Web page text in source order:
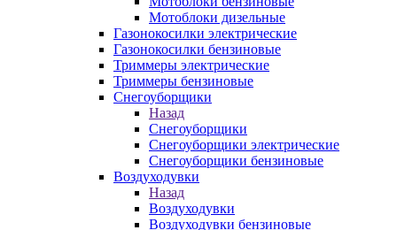
Мотоблоки дизельные
Газонокосилки электрические
Газонокосилки бензиновые
Триммеры электрические
Триммеры бензиновые
Снегоуборщики
Назад
Снегоуборщики
Снегоуборщики электрические
Снегоуборщики бензиновые
Воздуходувки
Назад
Воздуходувки
Воздуходувки бензиновые